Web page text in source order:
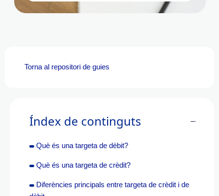
Torna al repositori de guies
Índex de continguts
Què és una targeta de dèbit?
Què és una targeta de crèdit?
Diferències principals entre targeta de crèdit i de